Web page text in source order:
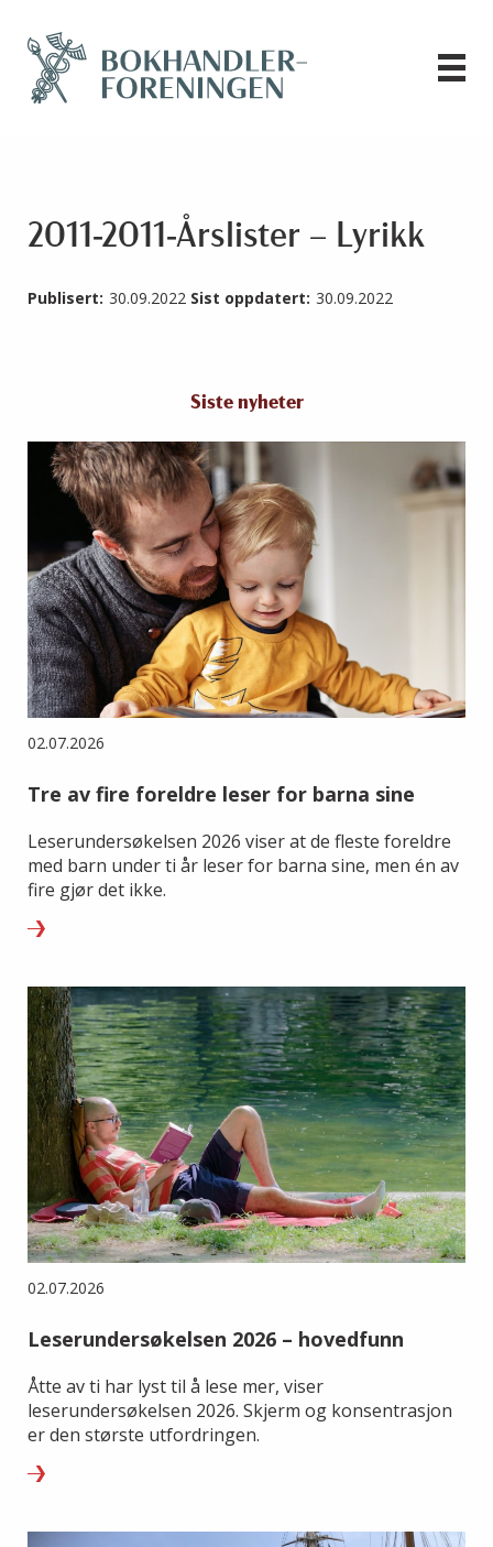
2011-2011-Årslister – Lyrikk
Publisert: 30.09.2022 Sist oppdatert: 30.09.2022
Siste nyheter
02.07.2026
Tre av fire foreldre leser for barna sine
Leserundersøkelsen 2026 viser at de fleste foreldre
med barn under ti år leser for barna sine, men én av
fire gjør det ikke.
02.07.2026
Leserundersøkelsen 2026 – hovedfunn
Åtte av ti har lyst til å lese mer, viser
leserundersøkelsen 2026. Skjerm og konsentrasjon
er den største utfordringen.